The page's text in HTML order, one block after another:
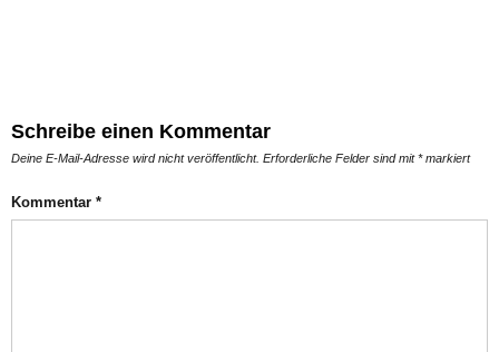
Schreibe einen Kommentar
Deine E-Mail-Adresse wird nicht veröffentlicht. Erforderliche Felder sind mit*markiert
Kommentar *